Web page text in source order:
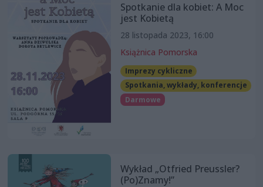
Spotkanie dla kobiet: A Moc
jest Kobietą
28 listopada 2023, 16:00
Książnica Pomorska
Imprezy cykliczne
Spotkania, wykłady, konferencje
Darmowe
Wykład „Otfried Preussler?
(Po)Znamy!”